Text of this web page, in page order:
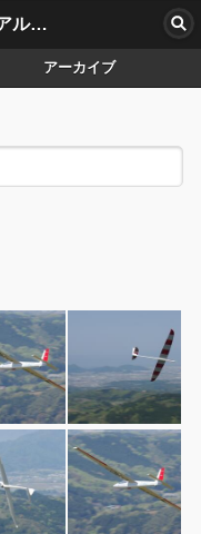
旧ホームページのアルバム
アーカイブ